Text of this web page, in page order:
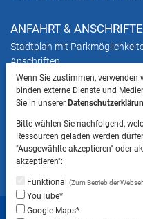
ANFAHRT &
Stadtplan mit
Anschriften
HINWEIS
ins
gestattet ist.
Startseite Sitemap
Wenn Sie zustimmen, verwenden
binden externe Dienste und
Sie in unserer
Bitte wählen Sie nachfolgend,
Ressourcen geladen werden
"Ausgewählte akzeptieren" oder
akzeptieren":
Funktional(Zum Betrieb der
YouTube*
Google Maps*